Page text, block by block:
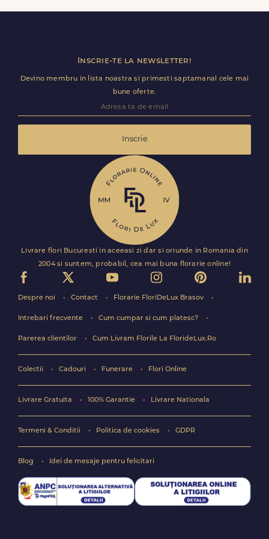
utile (nume receptie, etaj, salon) ca livrarea sa decurga
Inscrie-te la newsletter!
Devino membru in lista noastra si primesti saptamanal cele mai
bune oferte.
Inscrie
Livrare flori Bucuresti in aceeasi zi dar si oriunde in Romania din
2004 si suntem, probabil, cea mai buna florarie online!
Despre noi Contact Florarie FloriDeLux Brasov
Intrebari frecvente Cum cumpar si cum platesc?
Parerea clientilor Cum Livram Florile La FlorideLux.Ro
Colectii Cadouri Funerare Flori Online
Livrare Gratuita 100% Garantie Livrare Nationala
Termeni & Conditii Politica de cookies GDPR
Blog Idei de mesaje pentru felicitari